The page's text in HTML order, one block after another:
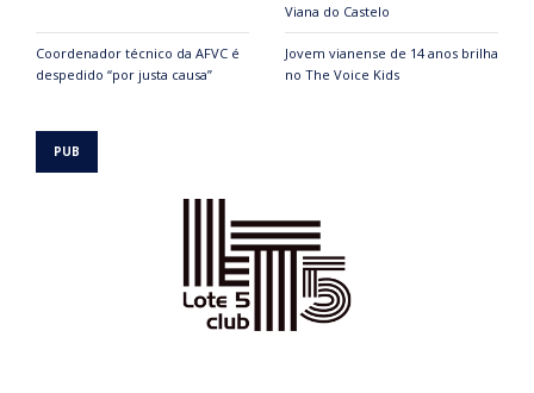
Viana do Castelo
Coordenador técnico da AFVC é
despedido “por justa causa”
Jovem vianense de 14 anos brilha
no The Voice Kids